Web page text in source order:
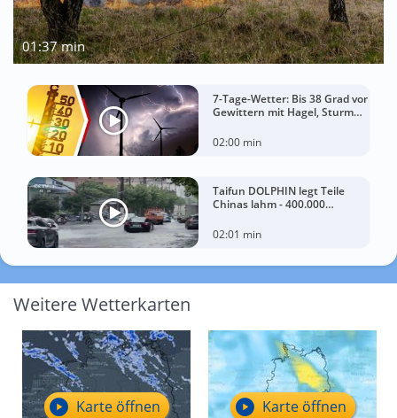
01:37 min
7-Tage-Wetter: Bis 38 Grad vor
Gewittern mit Hagel, Sturm
02:00 min
Taifun DOLPHIN legt Teile
Chinas lahm - 400.000
verlassen
02:01 min
Weitere Wetterkarten
Karte öffnen Karte öffnen